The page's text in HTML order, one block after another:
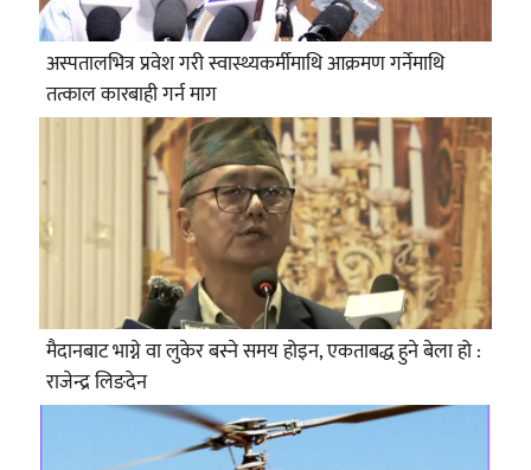
अस्पतालभित्र प्रवेश गरी स्वास्थ्यकर्मीमाथि आक्रमण गर्नेमाथि
तत्काल कारबाही गर्न माग
मैदानबाट भाग्ने वा लुकेर बस्ने समय होइन, एकताबद्ध हुने बेला हो :
राजेन्द्र लिङदेन